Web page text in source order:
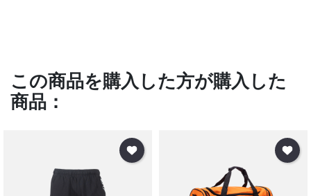
この商品を購入した方が購入した
商品：